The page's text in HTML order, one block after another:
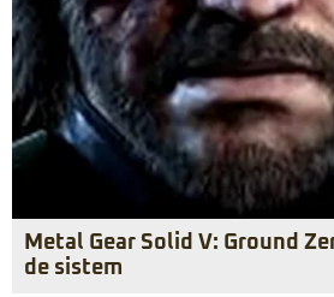
Metal Gear Solid V: Ground
de sistem